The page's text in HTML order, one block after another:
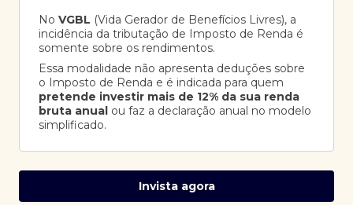
No VGBL (Vida Gerador de Benefícios Livres), a
incidência da tributação de Imposto de Renda é
somente sobre os rendimentos.
Essa modalidade não apresenta deduções sobre
o Imposto de Renda e é indicada para quem
pretende investir mais de 12% da sua renda
bruta anual ou faz a declaração anual no modelo
simplificado.
Invista agora